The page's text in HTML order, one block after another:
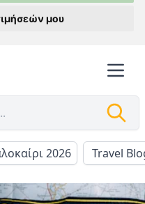
μου
2026 Travel